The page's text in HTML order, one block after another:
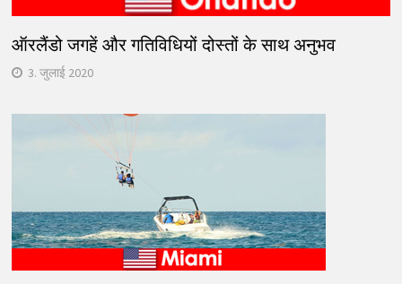
ऑरलैंडो जगहें और गतिविधियों दोस्तों के साथ अनुभव
3. जुलाई 2020